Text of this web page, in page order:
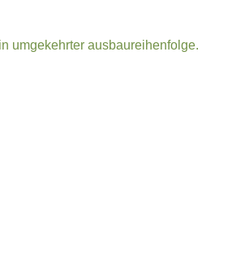
umgekehrter ausbaureihenfolge.